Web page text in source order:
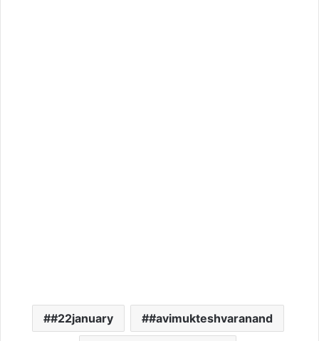
#22january #avimukteshvaranand